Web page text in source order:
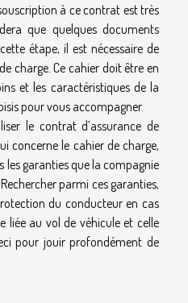
à ce contrat est très
que quelques documents
étape, il est nécessaire de
charge. Ce cahier doit être en
et les caractéristiques de la
pour vous accompagner.
le contrat d’assurance de
concerne le cahier de charge,
les garanties que la compagnie
parmi ces garanties,
du conducteur en cas
liée au vol de véhicule et celle
pour jouir profondément de